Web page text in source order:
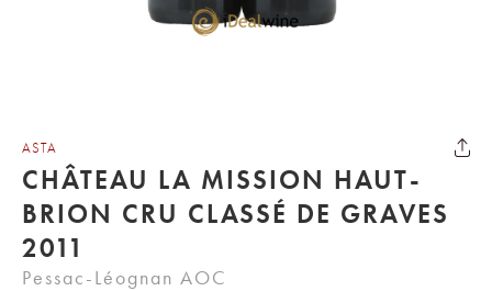
ASTA
CHÂTEAU LA MISSION HAUT-
BRION CRU CLASSÉ DE GRAVES
2011
Pessac-Léognan AOC